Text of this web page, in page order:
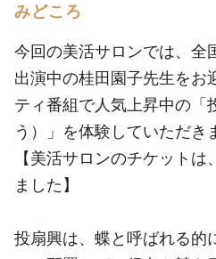
みどころ
今回の美活サロンでは、全
出演中の桂田園子先生をお
ティ番組で人気上昇中の「
う）」を体験していただき
【美活サロンのチケット
ました】
投扇興は、蝶と呼ばれる的